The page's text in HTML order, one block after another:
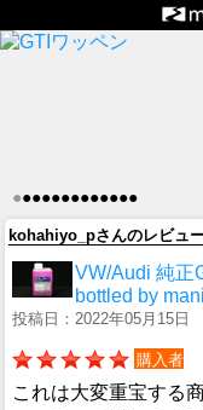
●●●●●●●●●●●●●
kohahiyo_pさんのレビュ
VW/Audi 純正
bottled by
投稿日：2022年05月15日
購入者
これは大変重宝する